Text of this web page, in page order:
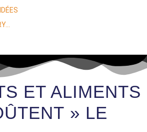
ET ALIMENTS
» LE